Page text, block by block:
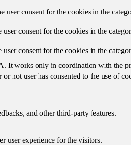
consent for the cookies in the
consent for the cookies in the
consent for the cookies in the
It works only in coordination with the
not user has consented to the use of
and other third-party features.
user experience for the visitors.